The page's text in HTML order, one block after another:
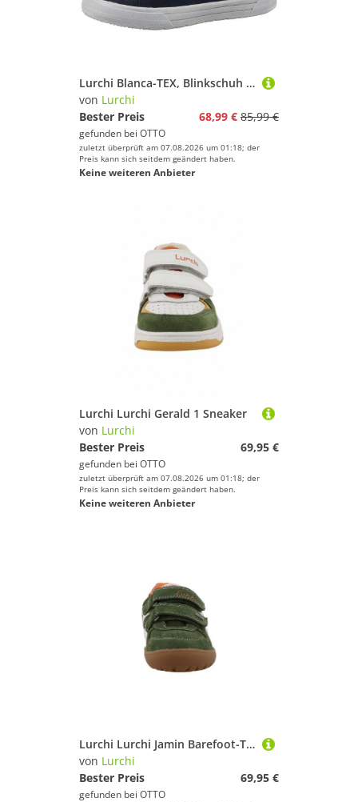
Lurchi Blanca-TEX, Blinkschuh Sneaker Boots, Herzchen-Glitzer-Motiv, Größenschablone zum Download
von Lurchi
Bester Preis
68,99 € 85,99 €
gefunden bei OTTO
zuletzt überprüft am 07.08.2026 um 01:18; der
Preis kann sich seitdem geändert haben.
Keine weiteren Anbieter
Lurchi Lurchi Gerald 1 Sneaker
von Lurchi
Bester Preis
69,95 €
gefunden bei OTTO
zuletzt überprüft am 07.08.2026 um 01:18; der
Preis kann sich seitdem geändert haben.
Keine weiteren Anbieter
Lurchi Lurchi Jamin Barefoot-TEX Sneaker
von Lurchi
Bester Preis
69,95 €
gefunden bei OTTO